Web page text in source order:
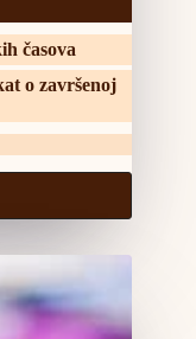
časova
o završenoj